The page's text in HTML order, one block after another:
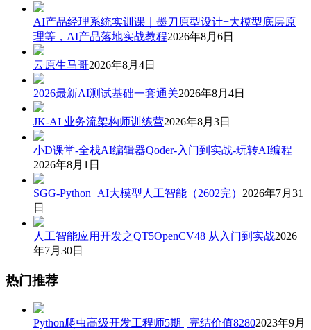
AI产品经理系统实训课｜墨刀原型设计+大模型底层原
理等，AI产品落地实战教程2026年8月6日
云原生马哥2026年8月4日
2026最新AI测试基础一套通关2026年8月4日
JK-AI 业务流架构师训练营2026年8月3日
小D课堂-全栈AI编辑器Qoder-入门到实战-玩转AI编程
2026年8月1日
SGG-Python+AI大模型人工智能（2602完） 2026年7月31
日
人工智能应用开发之QT5OpenCV48 从入门到实战2026
年7月30日
热门推荐
Python爬虫高级开发工程师5期 | 完结价值82802023年9月